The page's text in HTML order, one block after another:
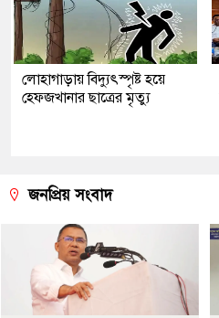
লোহাগাড়ায় বিদ্যুৎস্পৃষ্ট হয়ে
হেফজখানার ছাত্রের মৃত্যু
জনপ্রিয় সংবাদ